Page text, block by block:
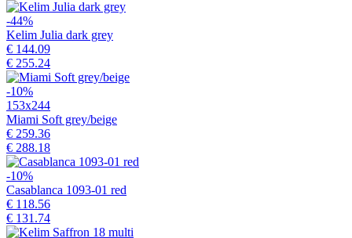
-44%
Kelim Julia dark grey
€ 144.09
€ 255.24
-10%
153x244
Miami Soft grey/beige
€ 259.36
€ 288.18
-10%
Casablanca 1093-01 red
€ 118.56
€ 131.74